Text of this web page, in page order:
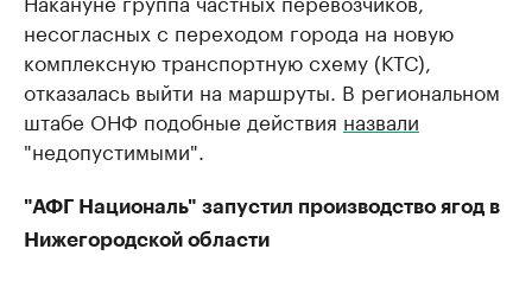
несогласных с переходом города на новую
комплексную транспортную схему (КТС),
отказалась выйти на маршруты. В региональном
штабе ОНФ подобные действия назвали
"недопустимыми".
"АФГ Националь" запустил производство ягод в
Нижегородской области